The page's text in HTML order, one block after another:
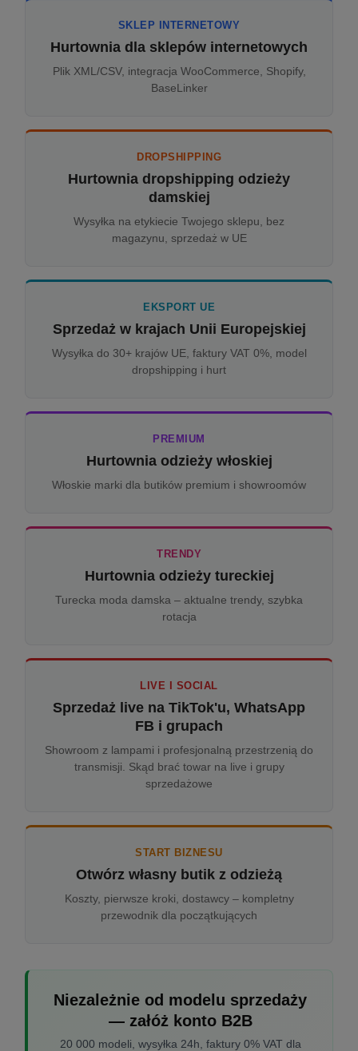
SKLEP INTERNETOWY
Hurtownia dla sklepów internetowych
Plik XML/CSV, integracja WooCommerce, Shopify,
BaseLinker
DROPSHIPPING
Hurtownia dropshipping odzieży
damskiej
Wysyłka na etykiecie Twojego sklepu, bez
magazynu, sprzedaż w UE
EKSPORT UE
Sprzedaż w krajach Unii Europejskiej
Wysyłka do 30+ krajów UE, faktury VAT 0%, model
dropshipping i hurt
PREMIUM
Hurtownia odzieży włoskiej
Włoskie marki dla butików premium i showroomów
TRENDY
Hurtownia odzieży tureckiej
Turecka moda damska – aktualne trendy, szybka
rotacja
LIVE I SOCIAL
Sprzedaż live na TikTok'u, WhatsApp
FB i grupach
Showroom z lampami i profesjonalną przestrzenią do
transmisji. Skąd brać towar na live i grupy
sprzedażowe
START BIZNESU
Otwórz własny butik z odzieżą
Koszty, pierwsze kroki, dostawcy – kompletny
przewodnik dla początkujących
Niezależnie od modelu sprzedaży
— załóż konto B2B
20 000 modeli, wysyłka 24h, faktury 0% VAT dla